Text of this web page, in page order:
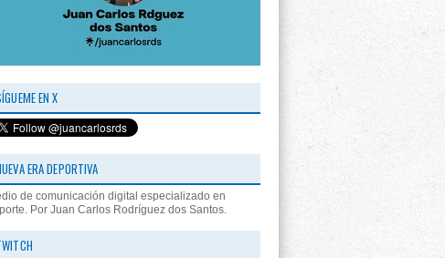
EN X
ERA DEPORTIVA
de comunicación digital especializado en
Por Juan Carlos Rodríguez dos Santos.